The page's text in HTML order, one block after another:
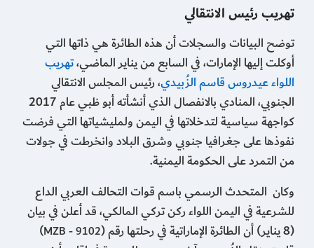
تهريب رئيس الانتقالي
توضح البيانات والسجلات أن هذه الطائرة هي ذاتها التي
أوكلت إليها الإمارات، في السابع من يناير الماضي،تهريب
اللواء عيدروس قاسم الزُبيدي، رئيس المجلس الانتقالي
الجنوبي، المنادي بالانفصال الذي أنشأته أبو ظبي عام 2017
كواجهة سياسية لتدخلاتها في اليمن ولمليشياتها التي فرضت
نفوذها على جغرافيا جنوبي وشرق البلاد وانخرطت في جولات
من التمرد على الحكومة اليمنية.
وكان ‏ المتحدث الرسمي باسم قوات التحالف العربي الداع
للشرعية في اليمن اللواء ركن تركي المالكي، قد أعلن في بيان
(8 يناير) أن الطائرة الإماراتية في رحلتها رقم (
MZB - 9102
)